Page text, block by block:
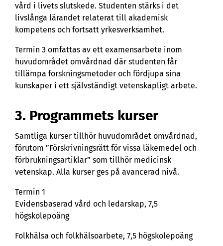
vård i livets slutskede. Studenten stärks i det
livslånga lärandet relaterat till akademisk
kompetens och fortsatt yrkesverksamhet.
Termin 3 omfattas av ett examensarbete inom
huvudområdet omvårdnad där studenten får
tillämpa forskningsmetoder och fördjupa sina
kunskaper i ett självständigt vetenskapligt arbete.
3. Programmets kurser
Samtliga kurser tillhör huvudområdet omvårdnad,
förutom ”Förskrivningsrätt för vissa läkemedel och
förbrukningsartiklar” som tillhör medicinsk
vetenskap. Alla kurser ges på avancerad nivå.
Termin 1
Evidensbaserad vård och ledarskap, 7,5
högskolepoäng
Folkhälsa och folkhälsoarbete, 7,5 högskolepoäng